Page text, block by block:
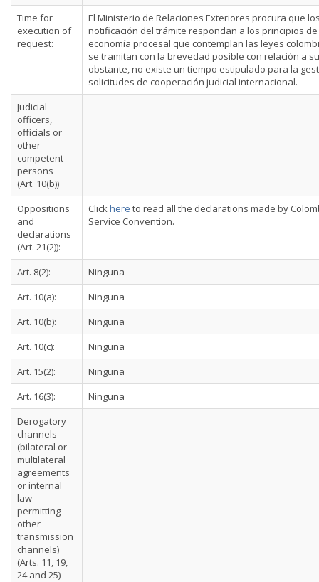
Time for
execution of
request:
El Ministerio de Relaciones Exteriores procura que
notificación del trámite respondan a los principios
economía procesal que contemplan las leyes
se tramitan con la brevedad posible con relación a
obstante, no existe un tiempo estipulado para la
solicitudes de cooperación judicial internacional.
Judicial
officers,
officials or
other
competent
persons
(Art. 10(b))
Oppositions
and
declarations
(Art. 21(2)):
Clickhere to read all the declarations made by
Service Convention.
Art. 8(2):
Ninguna
Art. 10(a):
Ninguna
Art. 10(b):
Ninguna
Art. 10(c):
Ninguna
Art. 15(2):
Ninguna
Art. 16(3):
Ninguna
Derogatory
channels
(bilateral or
multilateral
agreements
or internal
law
permitting
other
transmission
channels)
(Arts. 11, 19,
24 and 25)